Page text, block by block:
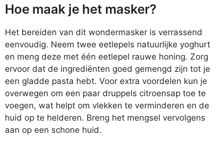
Hoe maak je het masker?
Het bereiden van dit wondermasker is verrassend
eenvoudig. Neem twee eetlepels natuurlijke yoghurt
en meng deze met één eetlepel rauwe honing. Zorg
ervoor dat de ingrediënten goed gemengd zijn tot je
een gladde pasta hebt. Voor extra voordelen kun je
overwegen om een paar druppels citroensap toe te
voegen, wat helpt om vlekken te verminderen en de
huid op te helderen. Breng het mengsel vervolgens
aan op een schone huid.